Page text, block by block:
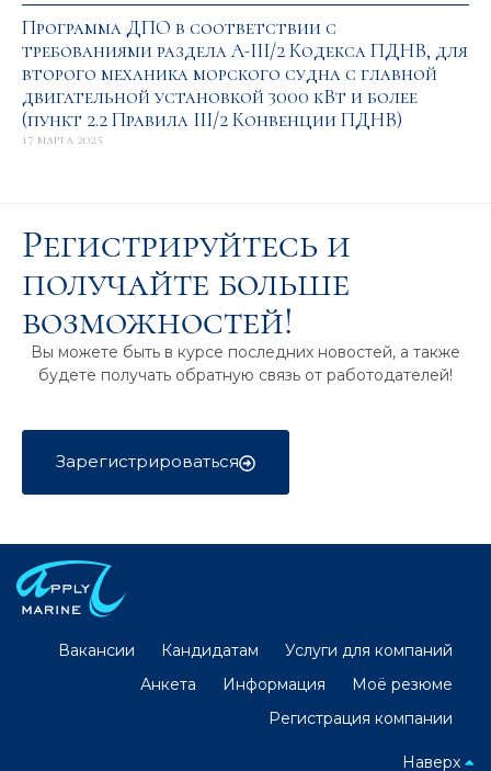
Программа ДПО в соответствии с
требованиями раздела А-III/2 Кодекса ПДНВ, для
второго механика морского судна с главной
двигательной установкой 3000 кВт и более
(пункт 2.2 Правила III/2 Конвенции ПДНВ)
17 марта 2025
Регистрируйтесь и
получайте больше
возможностей!
Вы можете быть в курсе последних новостей, а также
будете получать обратную связь от работодателей!
Зарегистрироваться
Вакансии Кандидатам
Услуги для компаний
Анкета
Информация
Моё резюме
Регистрация компании
Наверх